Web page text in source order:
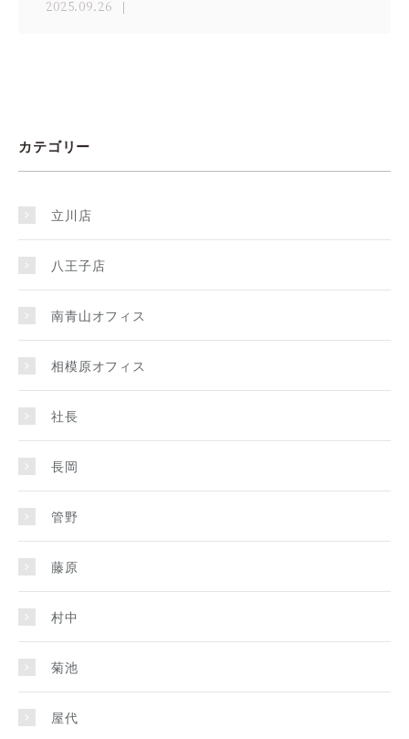
2025.09.26
カテゴリー
立川店
八王子店
南青山オフィス
相模原オフィス
社長
長岡
管野
藤原
村中
菊池
屋代